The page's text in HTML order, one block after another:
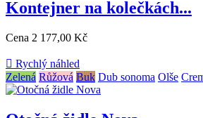
Kontejner na kolečkách...
Cena 2 177,00 Kč
 Rychlý náhled
Zelená Růžová Buk Dub sonoma Olše